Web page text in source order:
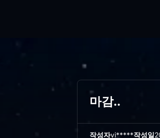
마감..
작성자vi*****작성일